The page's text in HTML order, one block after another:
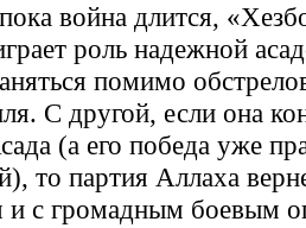
война длится,
роль надежной
помимо
С другой, если она
(а его победа уже
то партия Аллаха
и с громадным боевым